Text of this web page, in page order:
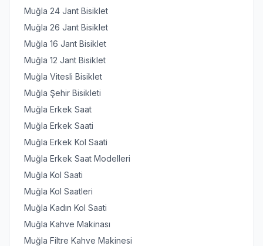
Muğla 24 Jant Bisiklet
Muğla 26 Jant Bisiklet
Muğla 16 Jant Bisiklet
Muğla 12 Jant Bisiklet
Muğla Vitesli Bisiklet
Muğla Şehir Bisikleti
Muğla Erkek Saat
Muğla Erkek Saati
Muğla Erkek Kol Saati
Muğla Erkek Saat Modelleri
Muğla Kol Saati
Muğla Kol Saatleri
Muğla Kadın Kol Saati
Muğla Kahve Makinası
Muğla Filtre Kahve Makinesi